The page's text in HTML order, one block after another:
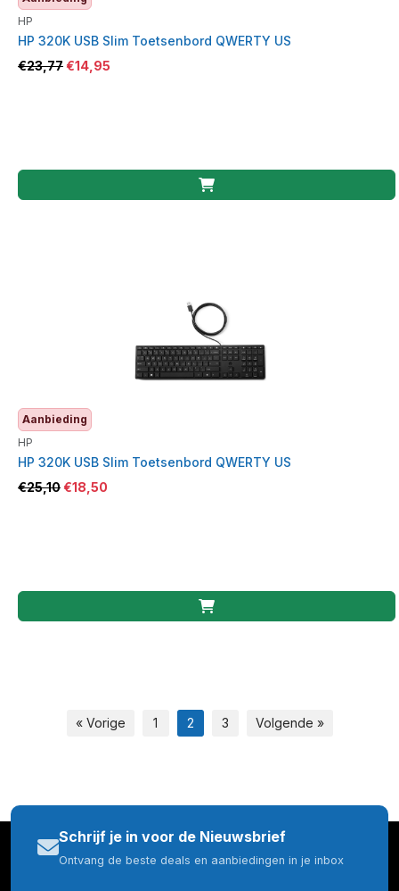
HP
HP 320K USB Slim Toetsenbord QWERTY US
€23,77€14,95
Aanbieding
HP
HP 320K USB Slim Toetsenbord QWERTY US
€25,10€18,50
« Vorige 1 2 3 Volgende »
Schrijf je in voor de Nieuwsbrief
Ontvang de beste deals en aanbiedingen in je inbox